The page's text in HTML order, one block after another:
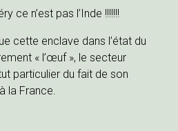
ce n’est pas l’Inde !!!!!!!
cette enclave dans l’état du
« l’œuf », le secteur
particulier du fait de son
la France.